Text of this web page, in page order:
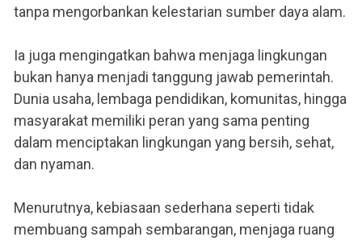
tanpa mengorbankan kelestarian sumber daya alam.
Ia juga mengingatkan bahwa menjaga lingkungan
bukan hanya menjadi tanggung jawab pemerintah.
Dunia usaha, lembaga pendidikan, komunitas, hingga
masyarakat memiliki peran yang sama penting
dalam menciptakan lingkungan yang bersih, sehat,
dan nyaman.
Menurutnya, kebiasaan sederhana seperti tidak
membuang sampah sembarangan, menjaga ruang